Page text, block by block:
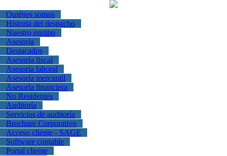
Quiénes somos
Historia del despacho
Nuestro equipo
Asesoría
Destacados
Asesoría fiscal
Asesoría laboral
Asesoría mercantil
Asesoría financiera
No Residentes
Auditoría
Servicios de auditoría
Brochure Corporativo
Acceso cliente - SAGE
Software contable
Portal cliente